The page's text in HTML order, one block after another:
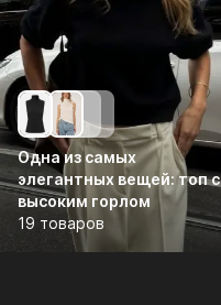
Одна из самых
элегантных вещей: топ с
высоким горлом
19 товаров